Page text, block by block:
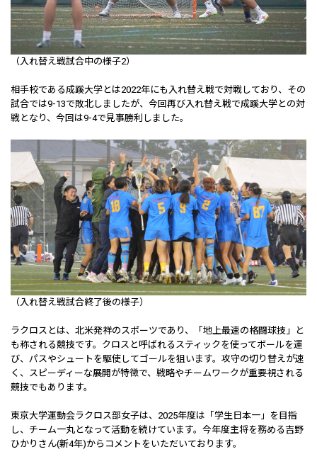
（入れ替え戦試合中の様子2）
相手校である成蹊大学とは2022年にも入れ替え戦で対戦しており、その
試合では9-13で敗北しましたが、今回再び入れ替え戦で成蹊大学との対
戦となり、今回は9-4で見事勝利しました。
（入れ替え戦試合終了後の様子）
ラクロスとは、北米発祥のスポーツであり、「地上最速の格闘球技」と
も称される競技です。クロスと呼ばれるスティックを使ってボールを運
び、パスやシュートを駆使してゴールを狙います。攻守の切り替えが速
く、スピーディーな展開が特徴で、戦略やチームワークが重要視される
競技でもあります。
東京大学運動会ラクロス部女子は、2025年度は「学生日本一」を目指
し、チーム一丸となって活動を続けています。今年度主将を務める吉野
ひかりさん(新4年)からコメントをいただいております。